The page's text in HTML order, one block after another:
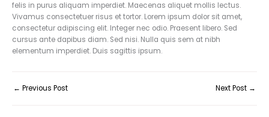
felis in purus aliquam imperdiet. Maecenas aliquet mollis lectus.
Vivamus consectetuer risus et tortor. Lorem ipsum dolor sit amet,
consectetur adipiscing elit. Integer nec odio. Praesent libero. Sed
cursus ante dapibus diam. Sed nisi. Nulla quis sem at nibh
elementum imperdiet. Duis sagittis ipsum.
← Previous Post Next Post →